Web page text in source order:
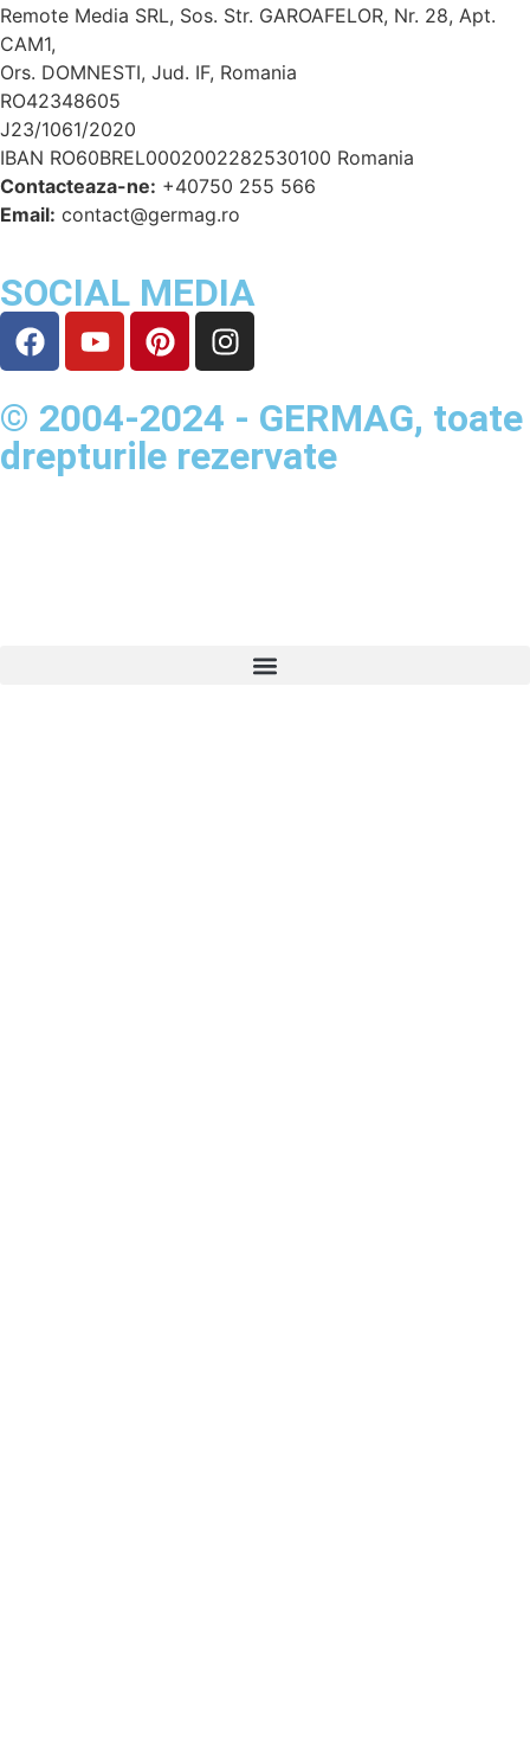
Remote Media SRL, Sos. Str. GAROAFELOR, Nr. 28, Apt.
CAM1,
Ors. DOMNESTI, Jud. IF, Romania
RO42348605
J23/1061/2020
IBAN RO60BREL0002002282530100 Romania
Contacteaza-ne: +40750 255 566
Email: contact@germag.ro
SOCIAL MEDIA
© 2004-2024 - GERMAG, toate
drepturile rezervate